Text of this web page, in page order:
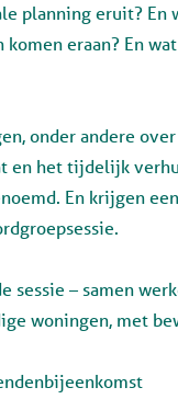
planning eruit? En
eraan? En
onder andere
en het tijdelijk
En krijgen
sessie – samen
woningen, met